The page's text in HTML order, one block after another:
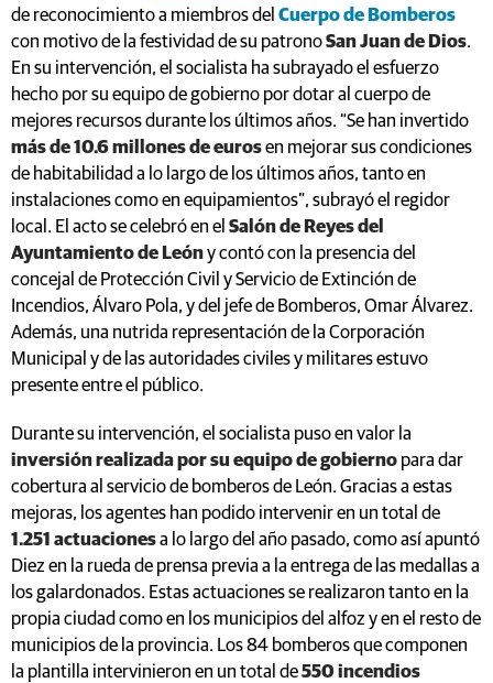
de reconocimiento a miembros del Cuerpo de Bomberos
con motivo de la festividad de su patronoSan Juan de Dios.
En su intervención, el socialista ha subrayado el esfuerzo
hecho por su equipo de gobierno por dotar al cuerpo de
mejores recursos durante los últimos años. “Se han invertido
más de 10.6 millones de eurosen mejorar sus condiciones
de habitabilidad a lo largo de los últimos años, tanto en
instalaciones como en equipamientos”, subrayó el regidor
local. El acto se celebró en el Salón de Reyes del
Ayuntamiento de Leóny contó con la presencia del
concejal de Protección Civil y Servicio de Extinción de
Incendios, Álvaro Pola, y del jefe de Bomberos, Omar Álvarez.
Además, una nutrida representación de la Corporación
Municipal y de las autoridades civiles y militares estuvo
presente entre el público.
Durante su intervención, el socialista puso en valor la
inversión realizada por su equipo de gobierno para dar
cobertura al servicio de bomberos de León. Gracias a estas
mejoras, los agentes han podido intervenir en un total de
1.251 actuacionesa lo largo del año pasado, como así apuntó
Diez en la rueda de prensa previa a la entrega de las medallas a
los galardonados. Estas actuaciones se realizaron tanto en la
propia ciudad como en los municipios del alfoz y en el resto de
municipios de la provincia. Los 84 bomberos que componen
la plantilla intervinieron en un total de550 incendios